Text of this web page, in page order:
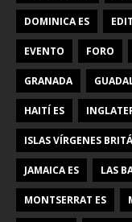
DOMINICA ES
EVENTO FORO
GRANADA
HAITÍ ES
ISLAS VÍRGENES
JAMAICA ES LAS
MONTSERRAT ES